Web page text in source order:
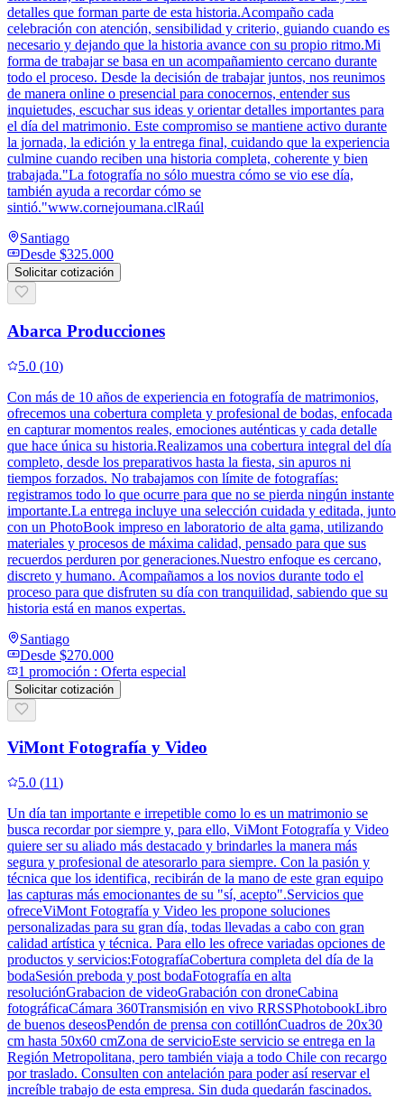
detalles que forman parte de esta historia.Acompaño cada
celebración con atención, sensibilidad y criterio, guiando cuando es
necesario y dejando que la historia avance con su propio ritmo.Mi
forma de trabajar se basa en un acompañamiento cercano durante
todo el proceso. Desde la decisión de trabajar juntos, nos reunimos
de manera online o presencial para conocernos, entender sus
inquietudes, escuchar sus ideas y orientar detalles importantes para
el día del matrimonio. Este compromiso se mantiene activo durante
la jornada, la edición y la entrega final, cuidando que la experiencia
culmine cuando reciben una historia completa, coherente y bien
trabajada."La fotografía no sólo muestra cómo se vio ese día,
también ayuda a recordar cómo se
sintió."www.cornejoumana.clRaúl
Santiago
Desde $325.000
Solicitar cotización
Abarca Producciones
5.0 (10)
Con más de 10 años de experiencia en fotografía de matrimonios,
ofrecemos una cobertura completa y profesional de bodas, enfocada
en capturar momentos reales, emociones auténticas y cada detalle
que hace única su historia.Realizamos una cobertura integral del día
completo, desde los preparativos hasta la fiesta, sin apuros ni
tiempos forzados. No trabajamos con límite de fotografías:
registramos todo lo que ocurre para que no se pierda ningún instante
importante.La entrega incluye una selección cuidada y editada, junto
con un PhotoBook impreso en laboratorio de alta gama, utilizando
materiales y procesos de máxima calidad, pensado para que sus
recuerdos perduren por generaciones.Nuestro enfoque es cercano,
discreto y humano. Acompañamos a los novios durante todo el
proceso para que disfruten su día con tranquilidad, sabiendo que su
historia está en manos expertas.
Santiago
Desde $270.000
1 promoción : Oferta especial
Solicitar cotización
ViMont Fotografía y Video
5.0 (11)
Un día tan importante e irrepetible como lo es un matrimonio se
busca recordar por siempre y, para ello, ViMont Fotografía y Video
quiere ser su aliado más destacado y brindarles la manera más
segura y profesional de atesorarlo para siempre. Con la pasión y
técnica que los identifica, recibirán de la mano de este gran equipo
las capturas más emocionantes de su "sí, acepto".Servicios que
ofreceViMont Fotografía y Video les propone soluciones
personalizadas para su gran día, todas llevadas a cabo con gran
calidad artística y técnica. Para ello les ofrece variadas opciones de
productos y servicios:FotografíaCobertura completa del día de la
bodaSesión preboda y post bodaFotografía en alta
resoluciónGrabacion de videoGrabación con droneCabina
fotográficaCámara 360Transmisión en vivo RRSSPhotobookLibro
de buenos deseosPendón de prensa con cotillónCuadros de 20x30
cm hasta 50x60 cmZona de servicioEste servicio se entrega en la
Región Metropolitana, pero también viaja a todo Chile con recargo
por traslado. Consulten con antelación para poder así reservar el
increíble trabajo de esta empresa. Sin duda quedarán fascinados.